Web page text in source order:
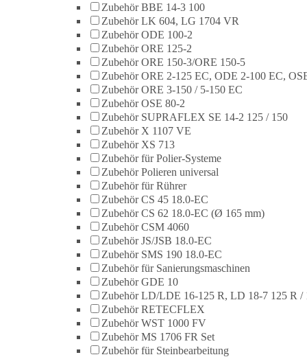
Zubehör BBE 14-3 100
Zubehör LK 604, LG 1704 VR
Zubehör ODE 100-2
Zubehör ORE 125-2
Zubehör ORE 150-3/ORE 150-5
Zubehör ORE 2-125 EC, ODE 2-100 EC,
Zubehör ORE 3-150 / 5-150 EC
Zubehör OSE 80-2
Zubehör SUPRAFLEX SE 14-2 125 / 150
Zubehör X 1107 VE
Zubehör XS 713
Zubehör für Polier-Systeme
Zubehör Polieren universal
Zubehör für Rührer
Zubehör CS 45 18.0-EC
Zubehör CS 62 18.0-EC (Ø 165 mm)
Zubehör CSM 4060
Zubehör JS/JSB 18.0-EC
Zubehör SMS 190 18.0-EC
Zubehör für Sanierungsmaschinen
Zubehör GDE 10
Zubehör LD/LDE 16-125 R, LD 18-7 125 R /
Zubehör RETECFLEX
Zubehör WST 1000 FV
Zubehör MS 1706 FR Set
Zubehör für Steinbearbeitung